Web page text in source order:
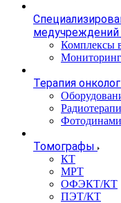
медучреждений
Комплексы
Терапия
Томографы
КТ
МРТ
ОФЭКТ/КТ
ПЭТ/КТ